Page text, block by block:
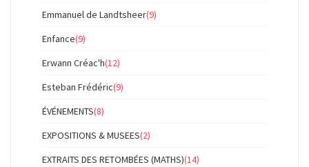
Emmanuel de Landtsheer(9)
Enfance(9)
Erwann Créac'h(12)
Esteban Frédéric(9)
ÉVÉNEMENTS(8)
EXPOSITIONS & MUSEES(2)
EXTRAITS DES RETOMBÉES (MATHS)(14)